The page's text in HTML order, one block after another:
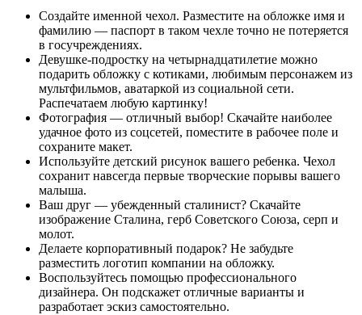
Создайте именной чехол. Разместите на обложке имя и
фамилию — паспорт в таком чехле точно не потеряется
в госучреждениях.
Девушке-подростку на четырнадцатилетие можно
подарить обложку с котиками, любимым персонажем из
мультфильмов, аватаркой из социальной сети.
Распечатаем любую картинку!
Фотография — отличный выбор! Скачайте наиболее
удачное фото из соцсетей, поместите в рабочее поле и
сохраните макет.
Используйте детский рисунок вашего ребенка. Чехол
сохранит навсегда первые творческие порывы вашего
малыша.
Ваш друг — убежденный сталинист? Скачайте
изображение Сталина, герб Советского Союза, серп и
молот.
Делаете корпоративный подарок? Не забудьте
разместить логотип компании на обложку.
Воспользуйтесь помощью профессионального
дизайнера. Он подскажет отличные варианты и
разработает эскиз самостоятельно.